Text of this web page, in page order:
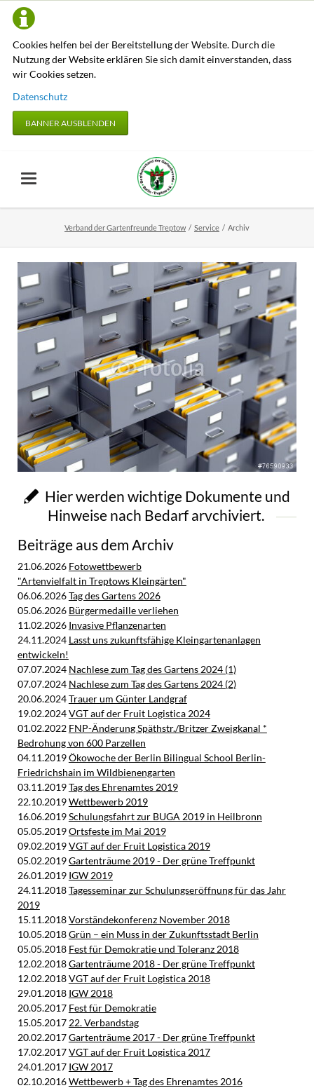
Cookies helfen bei der Bereitstellung der Website. Durch die
Nutzung der Website erklären Sie sich damit einverstanden, dass
wir Cookies setzen.
Datenschutz
BANNER AUSBLENDEN
Verband der Gartenfreunde Treptow Service Archiv
Hier werden wichtige Dokumente und
Hinweise nach Bedarf arvchiviert.
Beiträge aus dem Archiv
21.06.2026 Fotowettbewerb
"Artenvielfalt in Treptows Kleingärten"
06.06.2026Tag des Gartens 2026
05.06.2026 Bürgermedaille verliehen
11.02.2026 Invasive Pflanzenarten
24.11.2024 Lasst uns zukunftsfähige Kleingartenanlagen
entwickeln!
07.07.2024 Nachlese zum Tag des Gartens 2024 (1)
07.07.2024 Nachlese zum Tag des Gartens 2024 (2)
20.06.2024Trauer um Günter Landgraf
19.02.2024VGT auf der Fruit Logistica 2024
01.02.2022 FNP-Änderung Späthstr./Britzer Zweigkanal *
Bedrohung von 600 Parzellen
04.11.2019Ökowoche der Berlin Bilingual School Berlin-
Friedrichshain im Wildbienengarten
03.11.2019Tag des Ehrenamtes 2019
22.10.2019Wettbewerb 2019
16.06.2019Schulungsfahrt zur BUGA 2019 in Heilbronn
05.05.2019Ortsfeste im Mai 2019
09.02.2019VGT auf der Fruit Logistica 2019
05.02.2019Gartenträume 2019 - Der grüne Treffpunkt
26.01.2019 IGW 2019
24.11.2018Tagesseminar zur Schulungseröffnung für das Jahr
2019
15.11.2018Vorständekonferenz November 2018
10.05.2018Grün – ein Muss in der Zukunftsstadt Berlin
05.05.2018 Fest für Demokratie und Toleranz 2018
12.02.2018Gartenträume 2018 - Der grüne Treffpunkt
12.02.2018VGT auf der Fruit Logistica 2018
29.01.2018 IGW 2018
20.05.2017 Fest für Demokratie
15.05.2017 22. Verbandstag
20.02.2017Gartenträume 2017 - Der grüne Treffpunkt
17.02.2017VGT auf der Fruit Logistica 2017
24.01.2017 IGW 2017
02.10.2016Wettbewerb + Tag des Ehrenamtes 2016